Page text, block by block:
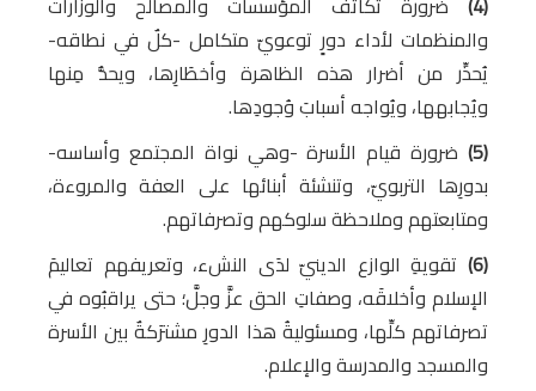
والمنظمات لأداء دورٍ توعويّ متكامل -كلٌ في نطاقه-
يُحذِّر من أضرار هذه الظاهرة وأخطَارِها، ويحدُّ مِنها
ويُجابهها، ويُواجه أسبابَ وُجودِها.
(5)
ضرورة قيام الأسرة -وهي نواة المجتمع وأساسه-
بدورِها التربويّ، وتنشئة أبنائها على العفة والمروءة،
ومتابعتهم وملاحظة سلوكهم وتصرفاتهم.
(6)
تقويةِ الوازع الدينيّ لدَى النشء، وتعريفهم تعاليمَ
الإسلام وأخلاقَه، وصفاتِ الحق عزَّ وجلَّ؛ حتى يراقبُوه في
تصرفاتهم كلِّها، ومسئوليةُ هذا الدورِ مشترَكةٌ بين الأسرة
والمسجد والمدرسة والإعلام.